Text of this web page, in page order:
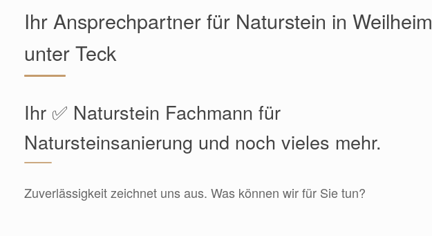
Ihr Ansprechpartner für Naturstein in Weilheim
unter Teck
Ihr ✅ Naturstein Fachmann für
Natursteinsanierung und noch vieles mehr.
Zuverlässigkeit zeichnet uns aus. Was können wir für Sie tun?